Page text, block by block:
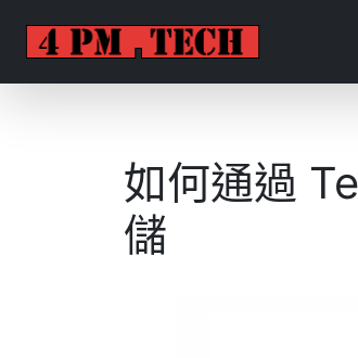
如何通過
儲